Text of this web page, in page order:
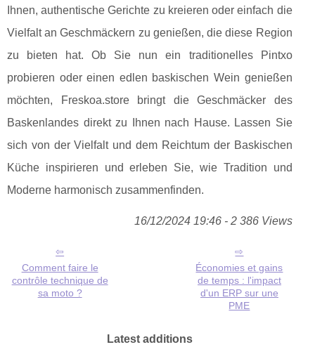
Ihnen, authentische Gerichte zu kreieren oder einfach die
Vielfalt an Geschmäckern zu genießen, die diese Region
zu bieten hat. Ob Sie nun ein traditionelles Pintxo
probieren oder einen edlen baskischen Wein genießen
möchten, Freskoa.store bringt die Geschmäcker des
Baskenlandes direkt zu Ihnen nach Hause. Lassen Sie
sich von der Vielfalt und dem Reichtum der Baskischen
Küche inspirieren und erleben Sie, wie Tradition und
Moderne harmonisch zusammenfinden.
16/12/2024 19:46 - 2 386 Views
Comment faire le
contrôle technique de
sa moto ?
Économies et gains
de temps : l'impact
d'un ERP sur une
PME
Latest additions